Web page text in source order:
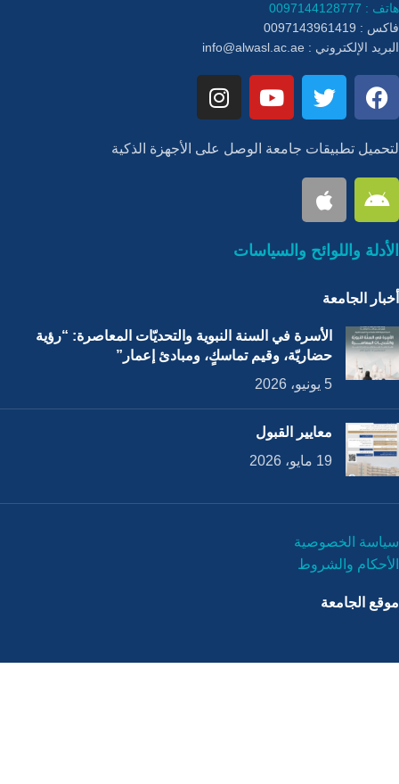
هاتف : 0097144128777
فاكس : 0097143961419
البريد الإلكتروني : info@alwasl.ac.ae
لتحميل تطبيقات جامعة الوصل على الأجهزة الذكية
الأدلة واللوائح والسياسات
أخبار الجامعة
الأسرة في السنة النبوية والتحديّات المعاصرة: “رؤية
حضاريّة، وقيم تماسكٍ، ومبادئ إعمار”
5 يونيو، 2026
معايير القبول
19 مايو، 2026
سياسة الخصوصية
الأحكام والشروط
موقع الجامعة